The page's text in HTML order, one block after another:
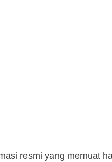
resmi yang memuat